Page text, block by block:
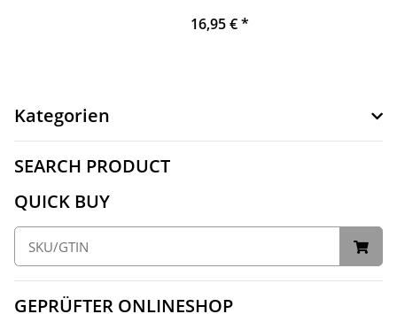
16,95 €*
Kategorien
SEARCH PRODUCT
QUICK BUY
GEPRÜFTER ONLINESHOP